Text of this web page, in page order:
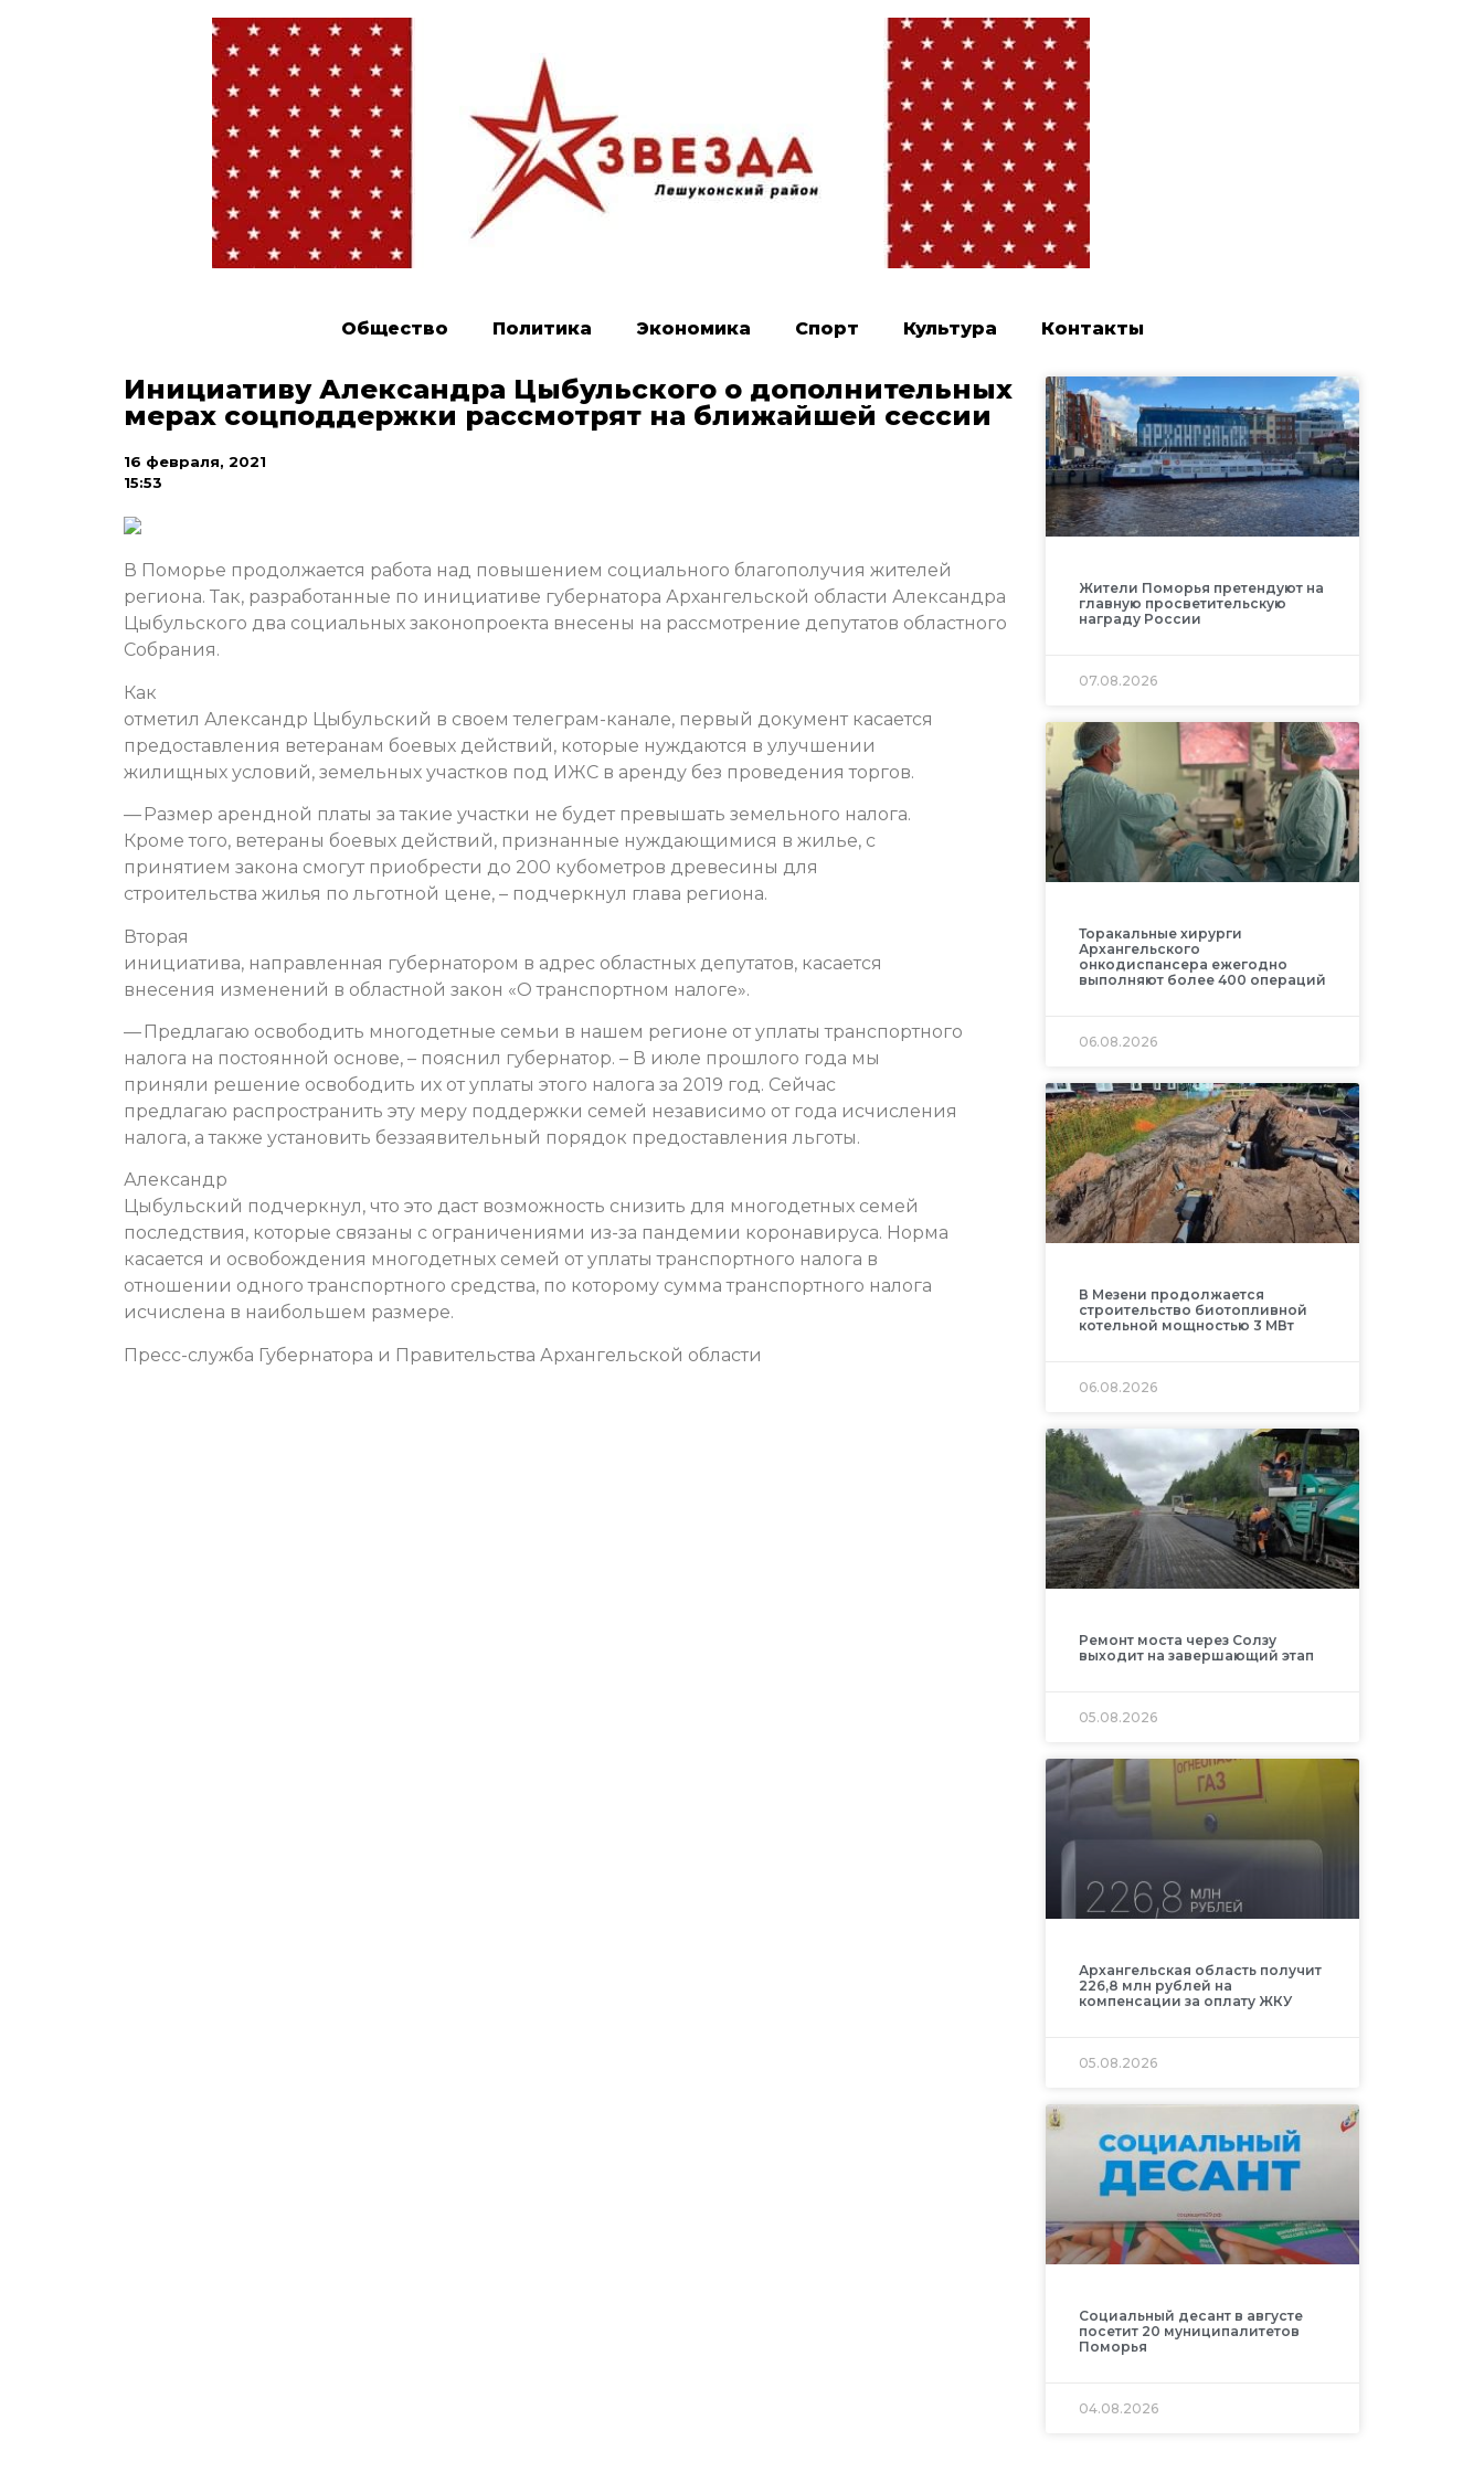
Общество Политика Экономика Спорт Культура Контакты
Инициативу Александра Цыбульского о дополнительных
мерах соцподдержки рассмотрят на ближайшей сессии
16 февраля, 2021
15:53
В Поморье продолжается работа над повышением социального благополучия жителей
региона. Так, разработанные по инициативе губернатора Архангельской области Александра
Цыбульского два социальных законопроекта внесены на рассмотрение депутатов областного
Собрания.
Как
отметил Александр Цыбульский в своем телеграм-канале, первый документ касается
предоставления ветеранам боевых действий, которые нуждаются в улучшении
жилищных условий, земельных участков под ИЖС в аренду без проведения торгов.
— Размер арендной платы за такие участки не будет превышать земельного налога.
Кроме того, ветераны боевых действий, признанные нуждающимися в жилье, с
принятием закона смогут приобрести до 200 кубометров древесины для
строительства жилья по льготной цене, – подчеркнул глава региона.
Вторая
инициатива, направленная губернатором в адрес областных депутатов, касается
внесения изменений в областной закон «О транспортном налоге».
— Предлагаю освободить многодетные семьи в нашем регионе от уплаты транспортного
налога на постоянной основе, – пояснил губернатор. – В июле прошлого года мы
приняли решение освободить их от уплаты этого налога за 2019 год. Сейчас
предлагаю распространить эту меру поддержки семей независимо от года исчисления
налога, а также установить беззаявительный порядок предоставления льготы.
Александр
Цыбульский подчеркнул, что это даст возможность снизить для многодетных семей
последствия, которые связаны с ограничениями из-за пандемии коронавируса. Норма
касается и освобождения многодетных семей от уплаты транспортного налога в
отношении одного транспортного средства, по которому сумма транспортного налога
исчислена в наибольшем размере.
Пресс-служба Губернатора и Правительства Архангельской области
Жители Поморья претендуют на
главную просветительскую
награду России
07.08.2026
Торакальные хирурги
Архангельского
онкодиспансера ежегодно
выполняют более 400 операций
06.08.2026
В Мезени продолжается
строительство биотопливной
котельной мощностью 3 МВт
06.08.2026
Ремонт моста через Солзу
выходит на завершающий этап
05.08.2026
Архангельская область получит
226,8 млн рублей на
компенсации за оплату ЖКУ
05.08.2026
Социальный десант в августе
посетит 20 муниципалитетов
Поморья
04.08.2026